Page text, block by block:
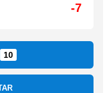
-7
10